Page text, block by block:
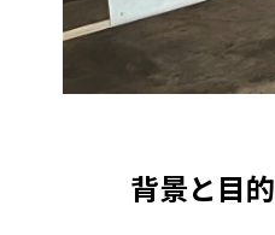
背景と目的